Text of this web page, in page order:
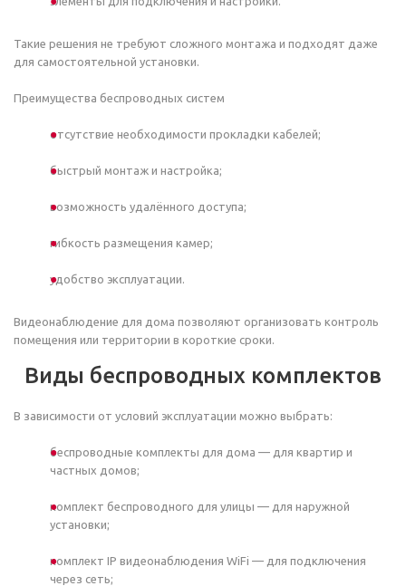
Такие решения не требуют сложного монтажа и подходят даже
для самостоятельной установки.
Преимущества беспроводных систем
отсутствие необходимости прокладки кабелей;
быстрый монтаж и настройка;
возможность удалённого доступа;
гибкость размещения камер;
удобство эксплуатации.
Видеонаблюдение для дома позволяют организовать контроль
помещения или территории в короткие сроки.
Виды беспроводных комплектов
В зависимости от условий эксплуатации можно выбрать:
беспроводные комплекты для дома — для квартир и
частных домов;
комплект беспроводного для улицы — для наружной
установки;
комплект IP видеонаблюдения WiFi — для подключения
через сеть;